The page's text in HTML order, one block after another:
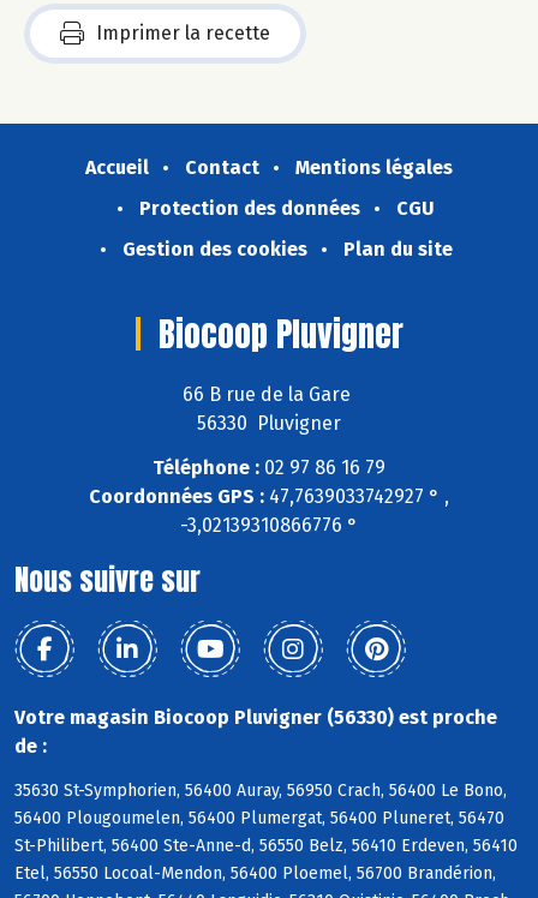
Imprimer la recette
Accueil Contact
Mentions légales
Protection des données
CGU
Gestion des cookies
Plan du site
Biocoop Pluvigner
66 B rue de la Gare
56330 Pluvigner
Téléphone : 02 97 86 16 79
Coordonnées GPS : 47,7639033742927 ° ,
-3,02139310866776 °
Nous suivre sur
Votre magasin Biocoop Pluvigner (56330) est proche
de :
35630 St-Symphorien, 56400 Auray, 56950 Crach, 56400 Le Bono,
56400 Plougoumelen, 56400 Plumergat, 56400 Pluneret, 56470
St-Philibert, 56400 Ste-Anne-d, 56550 Belz, 56410 Erdeven, 56410
Etel, 56550 Locoal-Mendon, 56400 Ploemel, 56700 Brandérion,